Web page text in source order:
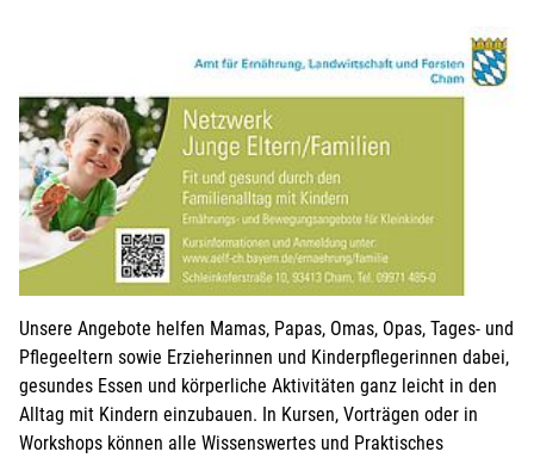
Unsere Angebote helfen Mamas, Papas, Omas, Opas, Tages- und
Pflegeeltern sowie Erzieherinnen und Kinderpflegerinnen dabei,
gesundes Essen und körperliche Aktivitäten ganz leicht in den
Alltag mit Kindern einzubauen. In Kursen, Vorträgen oder in
Workshops können alle Wissenswertes und Praktisches